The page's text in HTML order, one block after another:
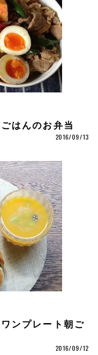
はんのお弁当
2016/09/13
ンプレート朝ご
2016/09/12